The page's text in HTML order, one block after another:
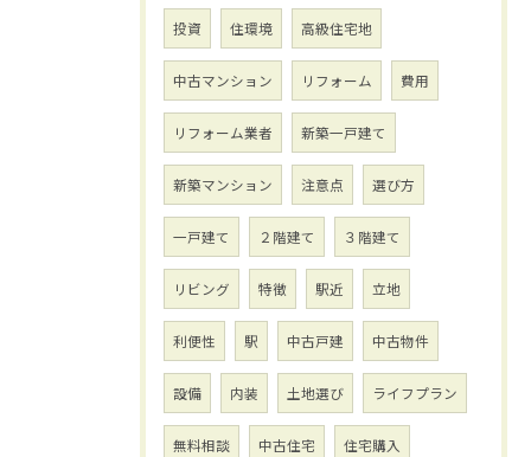
投資 住環境 高級住宅地
中古マンション リフォーム 費用
リフォーム業者 新築一戸建て
新築マンション 注意点 選び方
一戸建て ２階建て ３階建て
リビング 特徴 駅近 立地
利便性 駅 中古戸建 中古物件
設備 内装 土地選び ライフプラン
無料相談 中古住宅 住宅購入